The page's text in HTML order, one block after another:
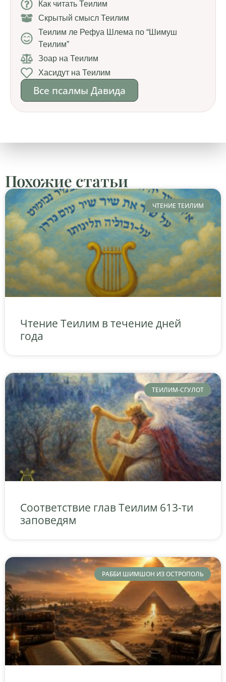
Как читать Теилим
Скрытый смысл Теилим
Теилим ле Рефуа Шлема по “Шимуш
Теилим”
Зоар на Теилим
Хасидут на Теилим
Все псалмы Давида
Похожие статьи
ЧТЕНИЕ ТЕИЛИМ
Чтение Теилим в течение дней
года
ТЕИЛИМ-СГУЛОТ
Соответствие глав Теилим 613-ти
заповедям
РАББИ ШИМШОН ИЗ ОСТРОПОЛЬ